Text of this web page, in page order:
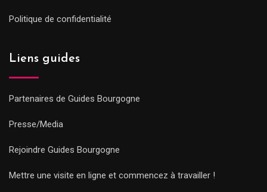
Politique de confidentialité
Liens guides
Partenaires de Guides Bourgogne
Presse/Media
Rejoindre Guides Bourgogne
Mettre une visite en ligne et commencez à travailler !